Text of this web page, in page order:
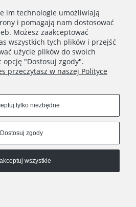
sklep online z biżuterią ze stali
i prezentami z dedykacją.
im technologie umożliwiają
i pomagają nam dostosować
Możesz zaakceptować
wszystkich tych plików i przejść
użycie plików do swoich
"Dostosuj zgody".
przeczytasz w naszej Polityce
tylko niezbędne
Dostosuj zgody
wszystkie